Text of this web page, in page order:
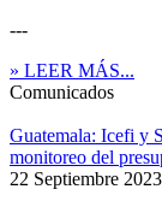
---
» LEER MÁS...
Comunicados
Guatemala: Icefi y
monitoreo del
22 Septiembre 2023